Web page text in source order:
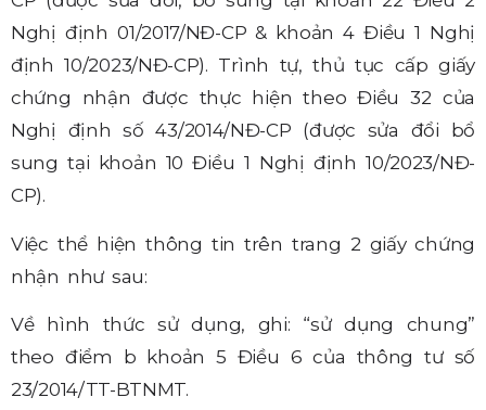
Nghị định 01/2017/NĐ-CP & khoản 4 Điều 1 Nghị
định 10/2023/NĐ-CP). Trình tự, thủ tục cấp giấy
chứng nhận được thực hiện theo Điều 32 của
Nghị định số 43/2014/NĐ-CP (được sửa đổi bổ
sung tại khoản 10 Điều 1 Nghị định 10/2023/NĐ-
CP).
Việc thể hiện thông tin trên trang 2 giấy chứng
nhận như sau:
Về hình thức sử dụng, ghi: “sử dụng chung”
theo điểm b khoản 5 Điều 6 của thông tư số
23/2014/TT-BTNMT.